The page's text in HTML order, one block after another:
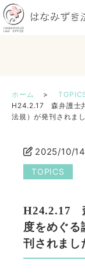
ホーム
H24.2.17 森弁護士
法規）が発刊されまし
2025/10/14
TOPICS
H24.2.17
度をめぐる
刊されまし